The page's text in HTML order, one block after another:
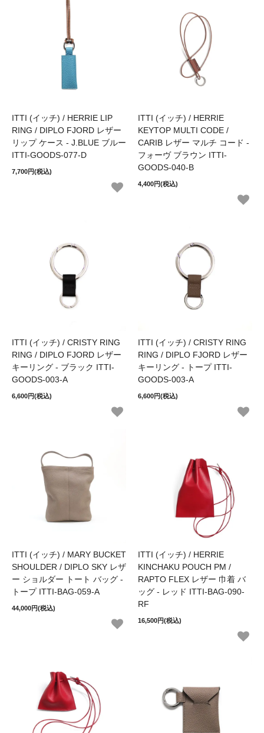
ITTI (イッチ) / HERRIE LIP
RING / DIPLO FJORD レザー
リップ ケース - J.BLUE ブルー
ITTI-GOODS-077-D
7,700円(税込)
ITTI (イッチ) / HERRIE
KEYTOP MULTI CODE /
CARIB レザー マルチ コード -
フォーヴ ブラウン ITTI-
GOODS-040-B
4,400円(税込)
ITTI (イッチ) / CRISTY RING
RING / DIPLO FJORD レザー
キーリング - ブラック ITTI-
GOODS-003-A
6,600円(税込)
ITTI (イッチ) / CRISTY RING
RING / DIPLO FJORD レザー
キーリング - トープ ITTI-
GOODS-003-A
6,600円(税込)
ITTI (イッチ) / MARY BUCKET
SHOULDER / DIPLO SKY レザ
ー ショルダー トート バッグ -
トープ ITTI-BAG-059-A
44,000円(税込)
ITTI (イッチ) / HERRIE
KINCHAKU POUCH PM /
RAPTO FLEX レザー 巾着 バ
ッグ - レッド ITTI-BAG-090-
RF
16,500円(税込)